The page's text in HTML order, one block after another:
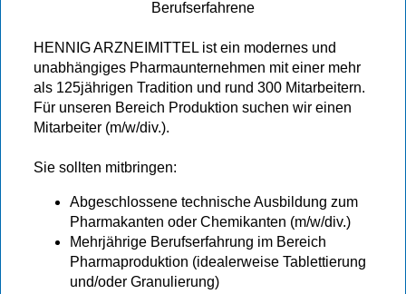
Berufserfahrene
HENNIG ARZNEIMITTEL ist ein modernes und
unabhängiges Pharmaunternehmen mit einer mehr
als 125jährigen Tradition und rund 300 Mitarbeitern.
Für unseren Bereich Produktion suchen wir einen
Mitarbeiter (m/w/div.).
Sie sollten mitbringen:
Abgeschlossene technische Ausbildung zum
Pharmakanten oder Chemikanten (m/w/div.)
Mehrjährige Berufserfahrung im Bereich
Pharmaproduktion (idealerweise Tablettierung
und/oder Granulierung)